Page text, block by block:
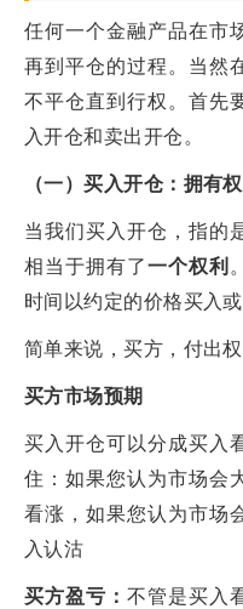
任何一个金融产品在市
再到平仓的过程。当然
不平仓直到行权。首先
入开仓和卖出开仓。
（一）买入开仓：拥有
当我们买入开仓，指的
相当于拥有了一个权利
时间以约定的价格买入
简单来说，买方，付出
买方市场预期
买入开仓可以分成买入
住：如果您认为市场会
看涨，如果您认为市场
入认沽
买方盈亏：不管是买入